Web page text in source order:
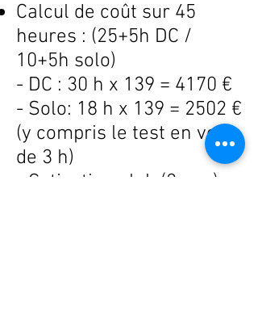
Calcul de coût sur 45
heures : (25+5h DC /
10+5h solo)
- DC : 30 h x 139 = 4170 €
- Solo: 18 h x 139 = 2502 €
(y compris le test en vol
de 3 h)
- Cotisation club (2 ans) =